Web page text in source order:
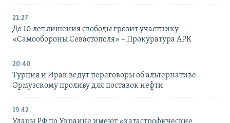
21:27
До 10 лет лишения свободы грозит участнику
«Самообороны Севастополя» – Прокуратура АРК
20:40
Турция и Ирак ведут переговоры об альтернативе
Ормузскому проливу для поставок нефти
19:42